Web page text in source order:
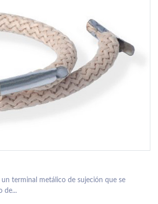
un terminal metálico de sujeción que se
de...